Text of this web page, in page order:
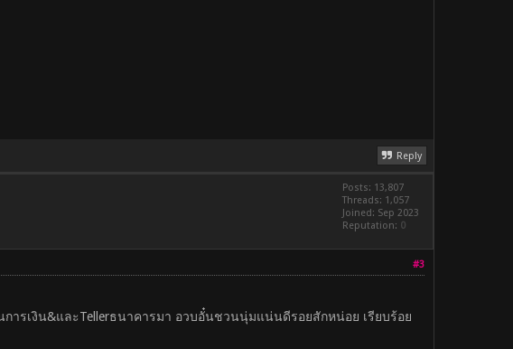
Reply
Posts: 13,807
Threads: 1,057
Joined: Sep 2023
Reputation: 0
#3
การเงิน&และTellerธนาคารมา อวบอั๋นชวนนุ่มแน่นดีรอยสักหน่อย เรียบร้อย